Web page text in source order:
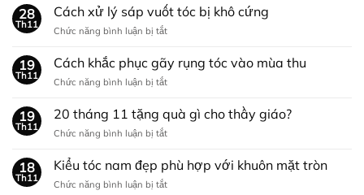
tặng
quà
gì
bạn
NOEL?
28
Th11
Cách xử lý sáp vuốt tóc bị khô cứng
Chức năng bình luận bị tắtở
lý
sáp
tóc
19
Th11
Cách khắc phục gãy rụng tóc vào mùa thu
Chức năng bình luận bị tắtở
khắc
phục
gãy
tóc
19
Th11
20 tháng 11 tặng quà gì cho thầy giáo?
Chức năng bình luận bị tắtở
tháng
tặng
18
Th11
Kiểu tóc nam đẹp phù hợp với khuôn mặt tròn
Chức năng bình luận bị tắtở